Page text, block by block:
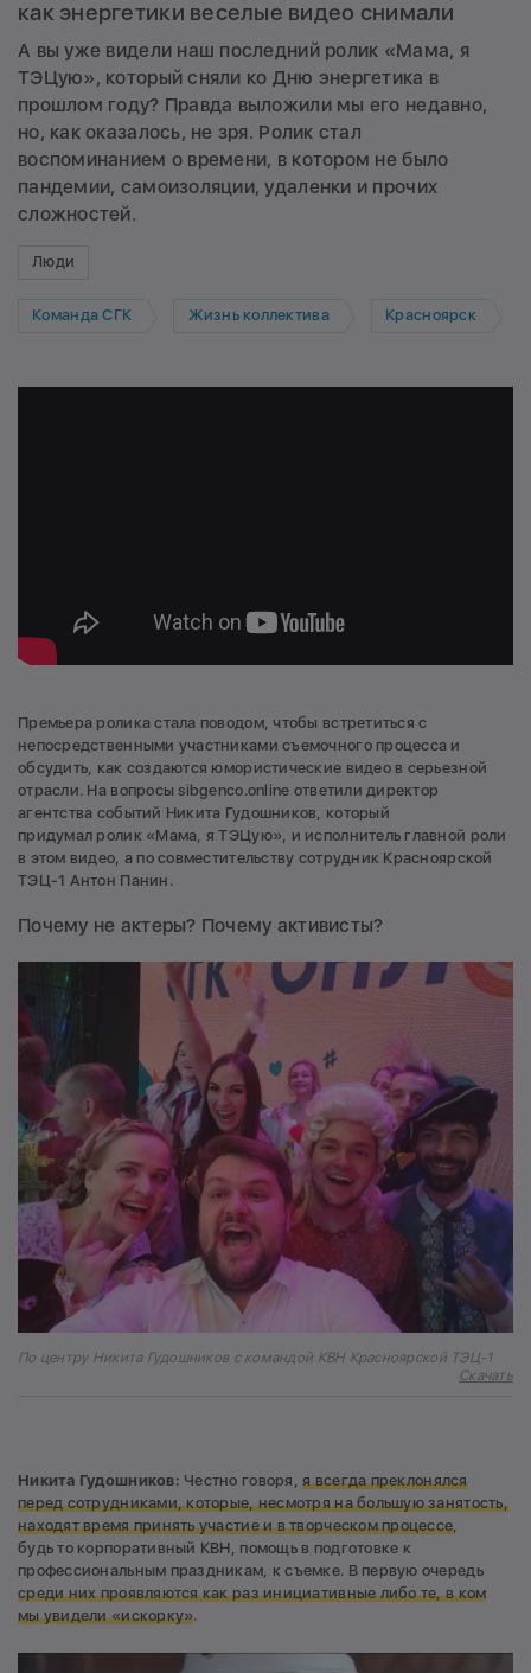
как энергетики веселые видео снимали
А вы уже видели наш последний ролик «Мама, я
ТЭЦую», который сняли ко Дню энергетика в
прошлом году? Правда выложили мы его недавно,
но, как оказалось, не зря. Ролик стал
воспоминанием о времени, в котором не было
пандемии, самоизоляции, удаленки и прочих
сложностей.
Люди
Команда СГК Жизнь коллектива Красноярск
Премьера ролика стала поводом, чтобы встретиться с
непосредственными участниками съемочного процесса и
обсудить, как создаются юмористические видео в серьезной
отрасли. На вопросы sibgenco.online ответили директор
агентства событий Никита Гудошников, который
придумал ролик «Мама, я ТЭЦую», и исполнитель главной роли
в этом видео, а по совместительству сотрудник Красноярской
ТЭЦ-1 Антон Панин.
Почему не актеры? Почему активисты?
По центру Никита Гудошников с командой КВН Красноярской ТЭЦ-1
Скачать
Никита Гудошников: Честно говоря,я всегда преклонялся
перед сотрудниками, которые, несмотря на большую занятость,
находят время принять участие и в творческом процессе
будь то корпоративный КВН, помощь в подготовке к
профессиональным праздникам, к съемке. В первую очередь
среди них проявляются как раз инициативные либо те, в ком
мы увидели «искорку».